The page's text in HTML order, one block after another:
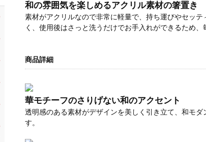
和の雰囲気を楽しめるアクリル素材の箸置き
素材がアクリルなので非常に軽量で、持ち運びやセッ
く、使用後はさっと洗うだけでお手入れができるため
商品詳細
華モチーフのさりげない和のアクセント
透明感のある素材がデザインを美しく引き立て、和モ
す。